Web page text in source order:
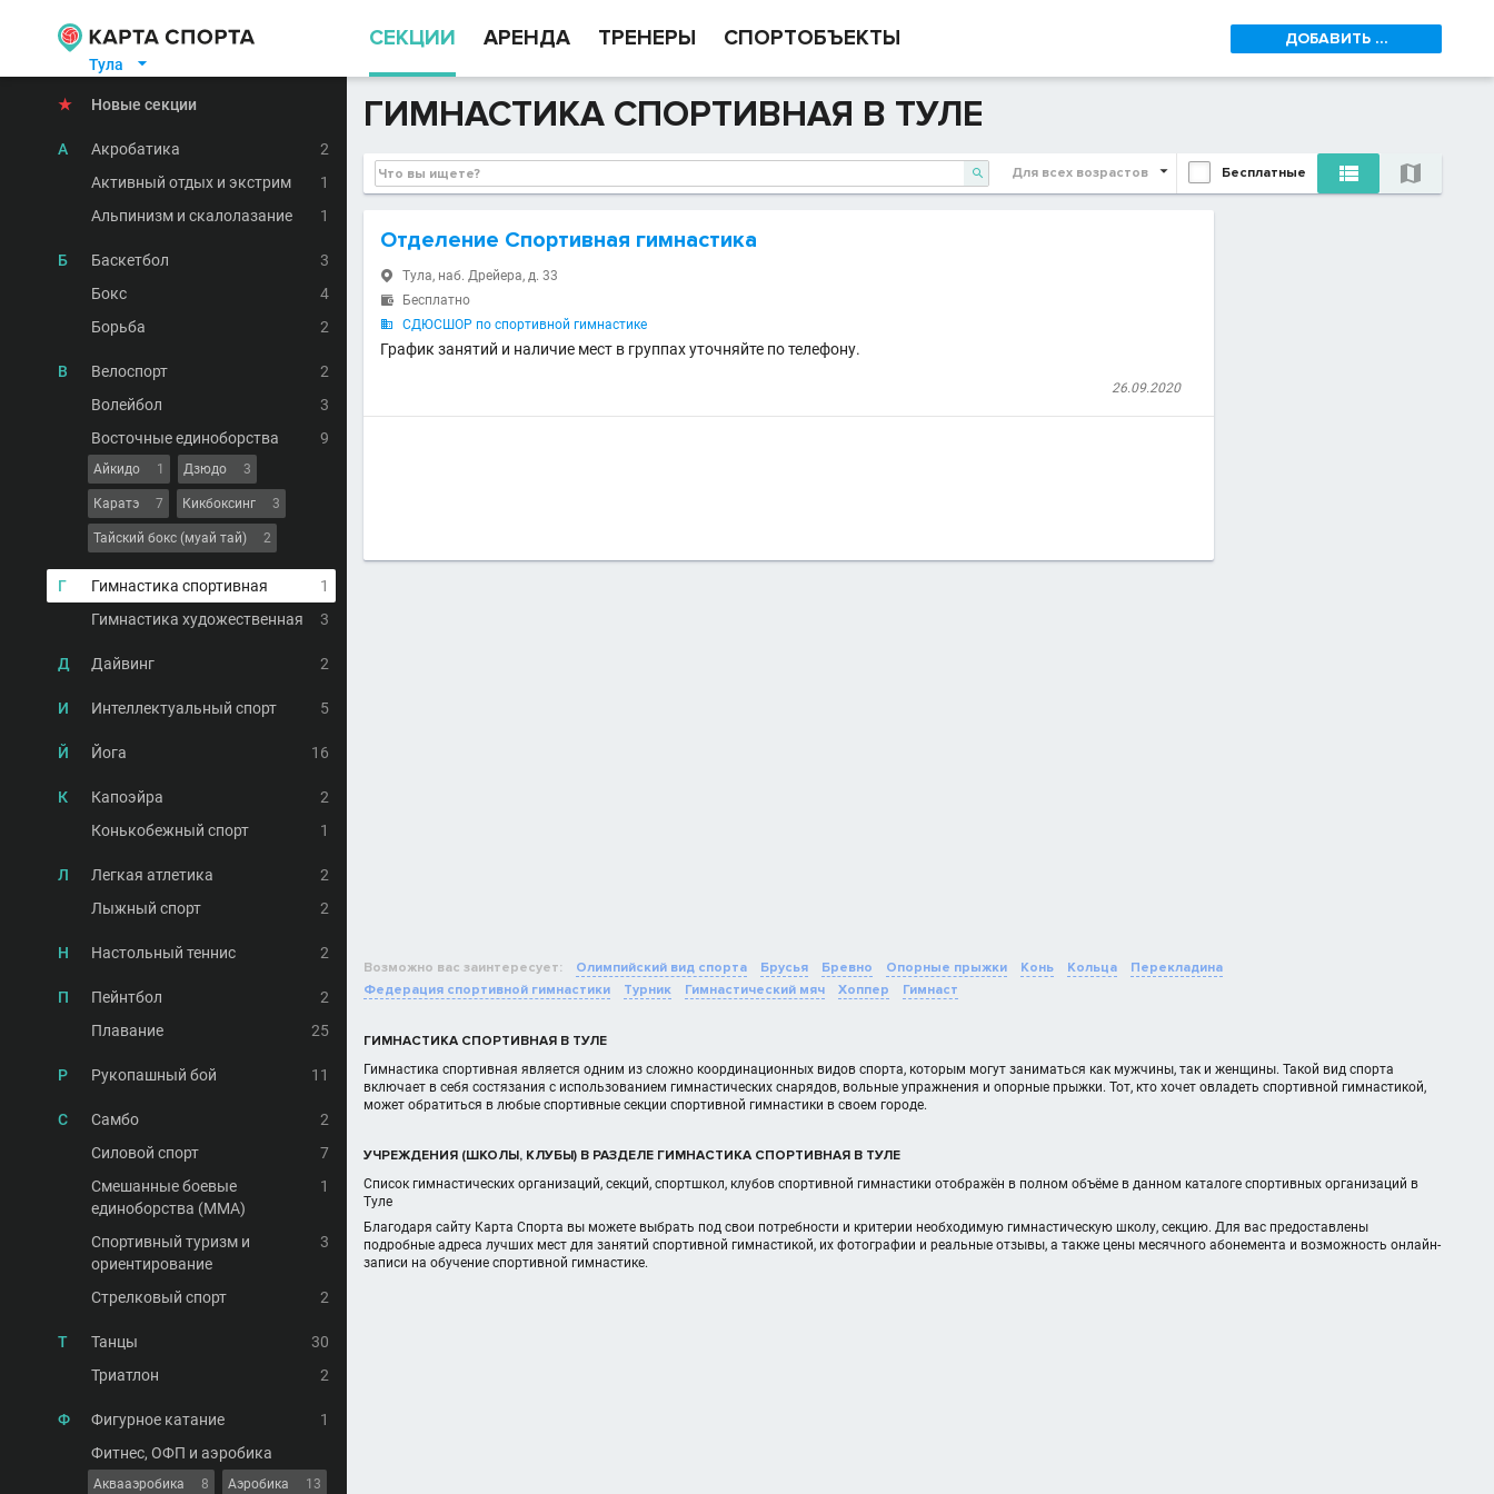
Тула 
СЕКЦИИ АРЕНДА ТРЕНЕРЫ СПОРТОБЪЕКТЫ ДОБАВИТЬ ...
★ Новые секции
А Акробатика
2
Активный отдых и экстрим
1
Альпинизм и скалолазание
1
Б Баскетбол
3
Бокс
4
Борьба
2
В Велоспорт
2
Волейбол
3
Восточные единоборства
9
Айкидо 1 Дзюдо 3
Каратэ 7 Кикбоксинг 3
Тайский бокс (муай тай) 2
Г Гимнастика спортивная
1
Гимнастика художественная
3
Д Дайвинг 2
И Интеллектуальный спорт 5
Й Йога 16
К Капоэйра
2
Конькобежный спорт
1
Л Легкая атлетика
2
Лыжный спорт
2
Н Настольный теннис 2
П Пейнтбол
2
Плавание
25
Р Рукопашный бой 11
С Самбо
2
Силовой спорт
7
Смешанные боевые
единоборства (MMA)
1
Спортивный туризм и
ориентирование
3
Стрелковый спорт 2
Т Танцы
30
Триатлон
2
Ф Фигурное катание
1
Фитнес, ОФП и аэробика
Аквааэробика 8 Аэробика 13
ГИМНАСТИКА СПОРТИВНАЯ В ТУЛЕ
 Для всех возрастов Бесплатные  
Отделение Спортивная гимнастика
 Тула, наб. Дрейера, д. 33
 Бесплатно
 СДЮСШОР по спортивной гимнастике
График занятий и наличие мест в группах уточняйте по телефону.
26.09.2020
Возможно вас заинтересует: Олимпийский вид спорта Брусья Бревно Опорные прыжки Конь Кольца
Перекладина
Федерация спортивной гимнастики
Турник Гимнастический мяч Хоппер Гимнаст
ГИМНАСТИКА СПОРТИВНАЯ В ТУЛЕ
Гимнастика спортивная является одним из сложно координационных видов спорта, которым могут заниматься как мужчины, так и женщины. Такой вид спорта
включает в себя состязания с использованием гимнастических снарядов, вольные упражнения и опорные прыжки. Тот, кто хочет овладеть спортивной гимнастикой,
может обратиться в любые спортивные секции спортивной гимнастики в своем городе.
УЧРЕЖДЕНИЯ (ШКОЛЫ, КЛУБЫ) В РАЗДЕЛЕ ГИМНАСТИКА СПОРТИВНАЯ В ТУЛЕ
Список гимнастических организаций, секций, спортшкол, клубов спортивной гимнастики отображён в полном объёме в данном каталоге спортивных организаций в
Туле
Благодаря сайту Карта Спорта вы можете выбрать под свои потребности и критерии необходимую гимнастическую школу, секцию. Для вас предоставлены
подробные адреса лучших мест для занятий спортивной гимнастикой, их фотографии и реальные отзывы, а также цены месячного абонемента и возможность онлайн-
записи на обучение спортивной гимнастике.